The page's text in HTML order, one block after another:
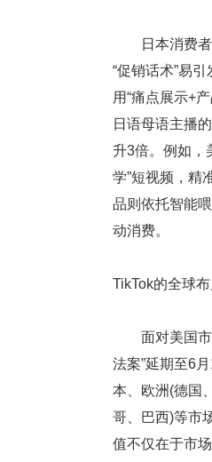
日本消费者
“促销话术”易
用“痛点展示+
日语母语主播
升3倍。例如，
学”短视频，精
品则依托智能
动消费。
TikTok的全球
面对美国市
法案”延期至6
本、欧洲(德国
哥、巴西)等市
值不仅在于市